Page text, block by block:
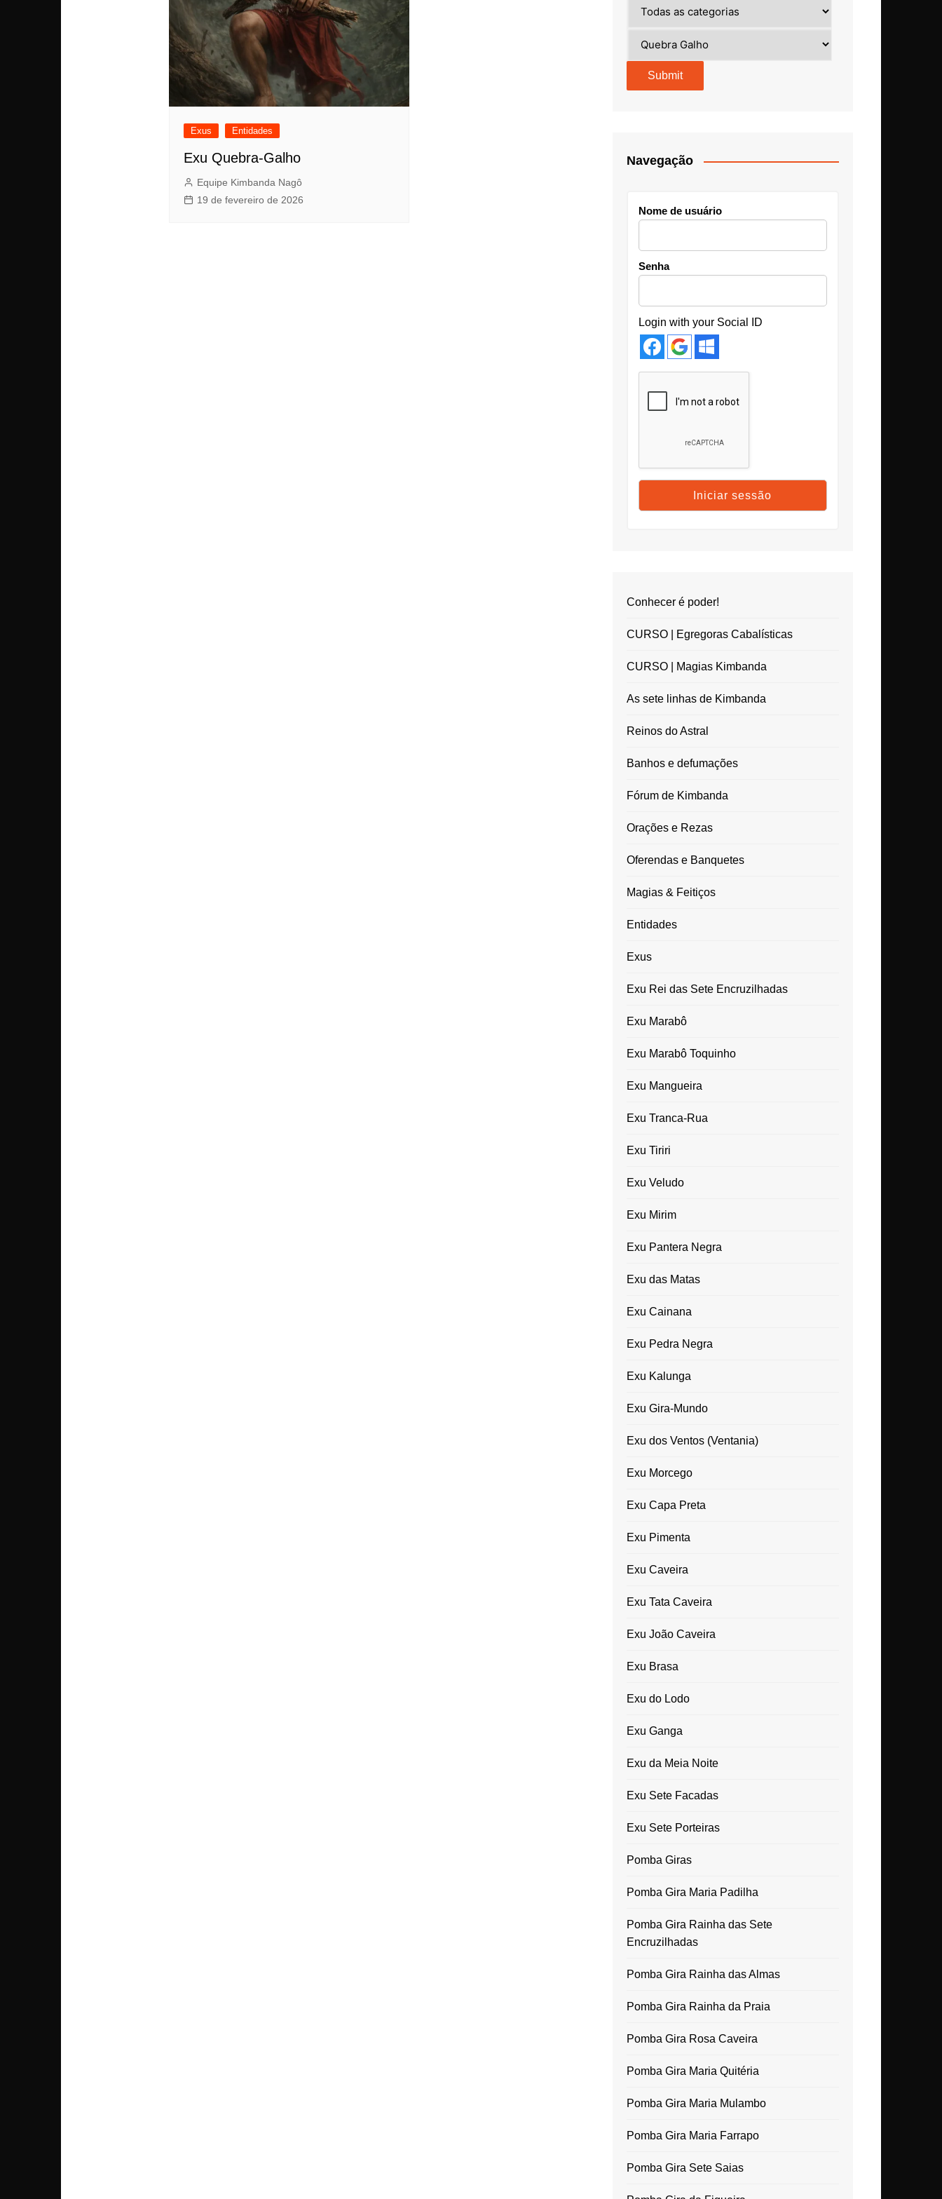
Exus Entidades
Exu Quebra-Galho
Equipe Kimbanda Nagô
19 de fevereiro de 2026
Navegação
Nome de usuário
Senha
Login with your Social ID
Conhecer é poder!
CURSO | Egregoras Cabalísticas
CURSO | Magias Kimbanda
As sete linhas de Kimbanda
Reinos do Astral
Banhos e defumações
Fórum de Kimbanda
Orações e Rezas
Oferendas e Banquetes
Magias & Feitiços
Entidades
Exus
Exu Rei das Sete Encruzilhadas
Exu Marabô
Exu Marabô Toquinho
Exu Mangueira
Exu Tranca-Rua
Exu Tiriri
Exu Veludo
Exu Mirim
Exu Pantera Negra
Exu das Matas
Exu Cainana
Exu Pedra Negra
Exu Kalunga
Exu Gira-Mundo
Exu dos Ventos (Ventania)
Exu Morcego
Exu Capa Preta
Exu Pimenta
Exu Caveira
Exu Tata Caveira
Exu João Caveira
Exu Brasa
Exu do Lodo
Exu Ganga
Exu da Meia Noite
Exu Sete Facadas
Exu Sete Porteiras
Pomba Giras
Pomba Gira Maria Padilha
Pomba Gira Rainha das Sete
Encruzilhadas
Pomba Gira Rainha das Almas
Pomba Gira Rainha da Praia
Pomba Gira Rosa Caveira
Pomba Gira Maria Quitéria
Pomba Gira Maria Mulambo
Pomba Gira Maria Farrapo
Pomba Gira Sete Saias